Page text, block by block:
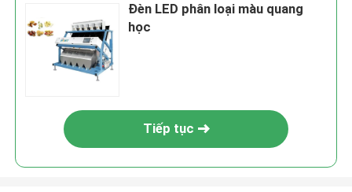
Đèn LED phân loại màu quang
học
Tiếp tục